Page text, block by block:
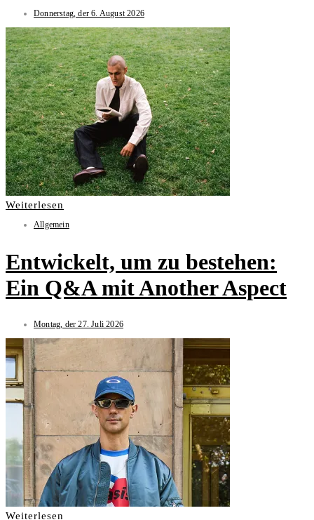
Donnerstag, der 6. August 2026
Weiterlesen
Allgemein
Entwickelt, um zu bestehen:
Ein Q&A mit Another Aspect
Montag, der 27. Juli 2026
Weiterlesen